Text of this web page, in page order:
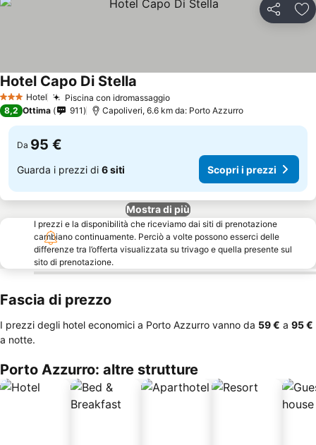
Condividi
3 StelleHotel Piscina con idromassaggio
Hotel Capo Di Stella
8,2 Ottima 911 Capoliveri, 6.6 km da: Porto Azzurro
Da 95 €
Guarda i prezzi di 6 siti Scopri i prezzi
Mostra di più
I prezzi e la disponibilità che riceviamo dai siti di prenotazione
cambiano continuamente. Perciò a volte possono esserci delle
differenze tra l’offerta visualizzata su trivago e quella presente sul
sito di prenotazione.
Fascia di prezzo
I prezzi degli hotel economici a Porto Azzurro vanno da ‎59 € a ‎95 €
a notte.
Porto Azzurro: altre strutture